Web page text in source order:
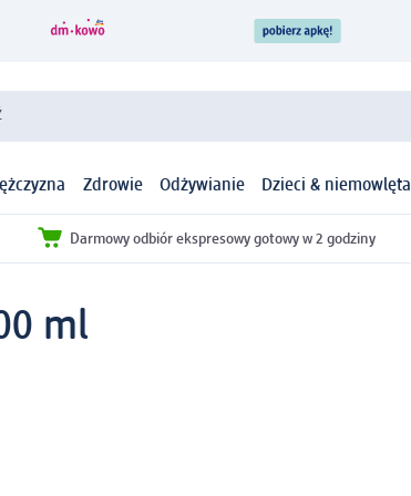
Zdrowie Odżywianie Dzieci & niemowlęta
Darmowy odbiór ekspresowy gotowy w 2 godziny
ml